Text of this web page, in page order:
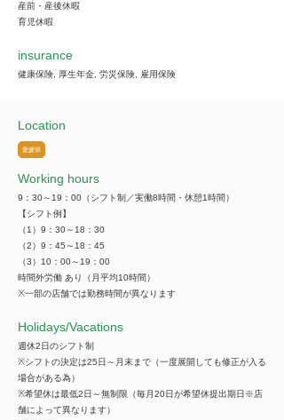
産前・産後休暇
育児休暇
insurance
健康保険, 厚生年金, 労災保険, 雇用保険
Location
愛媛県
Working hours
9：30～19：00（シフト制／実働8時間・休憩1時間）
【シフト例】
（1）9：30～18：30
（2）9：45～18：45
（3）10：00～19：00
時間外労働 あり（月平均10時間）
※一部の店舗では勤務時間が異なります
​Holidays/Vacations
週休2日のシフト制
※シフトの決定は25日～月末まで（一度展開しても修正が入る
場合がある為）
※希望休は最低2日～無制限（毎月20日が希望休提出期日※店
舗によって異なります）